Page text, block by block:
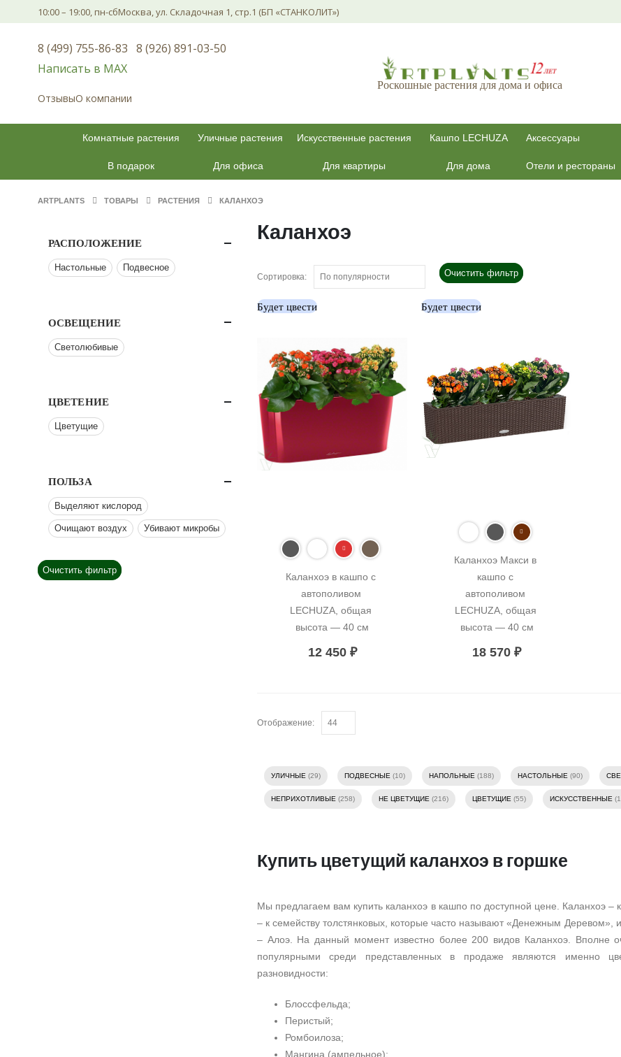
10:00 – 19:00, пн-сбМосква, ул. Складочная 1, стр.1 (БП «СТАНКОЛИТ»)
8 (499) 755-86-83 8 (926) 891-03-50
Написать в МАХ
ОтзывыО компании
Роскошные растения для дома и офиса
Комнатные растения Уличные растения Искусственные растения Кашпо LECHUZA Аксессуары
В подарок Для офиса Для квартиры Для дома Отели и рестораны
ARTPLANTS ТОВАРЫ РАСТЕНИЯ КАЛАНХОЭ
Каланхоэ
Сортировка: Очистить фильтр
Будет цвести
Каланхоэ в кашпо с
автополивом
LECHUZA, общая
высота — 40 см
12 450 ₽
Будет цвести
Каланхоэ Макси в
кашпо с
автополивом
LECHUZA, общая
высота — 40 см
18 570₽
Отображение:
УЛИЧНЫЕ (29) ПОДВЕСНЫЕ (10) НАПОЛЬНЫЕ (188) НАСТОЛЬНЫЕ (90)
НЕПРИХОТЛИВЫЕ (258) НЕ ЦВЕТУЩИЕ (216) ЦВЕТУЩИЕ (55) ИСКУССТВЕННЫЕ
Купить цветущий каланхоэ в горшке
Мы предлагаем вам купить каланхоэ в кашпо по доступной цене. Каланхоэ –
– к семейству толстянковых, которые часто называют «Денежным Деревом»,
– Алоэ. На данный момент известно более 200 видов Каланхоэ. Вполне
популярными среди представленных в продаже являются именно
разновидности:
Блоссфельда;
Перистый;
Ромбоилоза;
Мангина (ампельное);
РАСПОЛОЖЕНИЕ
Настольные Подвесное
ОСВЕЩЕНИЕ
Светолюбивые
ЦВЕТЕНИЕ
Цветущие
ПОЛЬЗА
Выделяют кислород
Очищают воздух Убивают микробы
Очистить фильтр